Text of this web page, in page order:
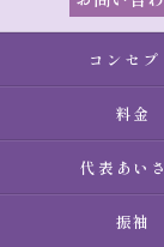
コンセプ
料金
代表あい
振袖